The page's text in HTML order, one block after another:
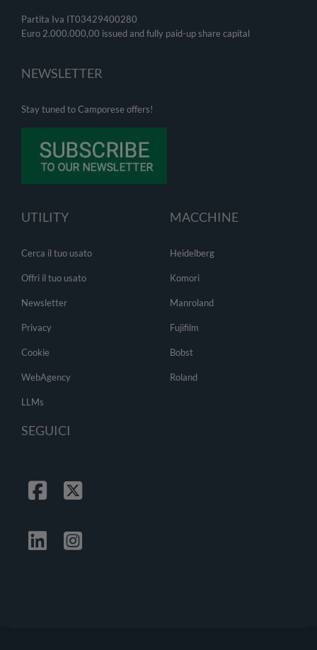
Partita Iva IT03429400280
Euro 2.000.000,00 issued and fully paid-up share capital
NEWSLETTER
Stay tuned to Camporese offers!
UTILITY
Cerca il tuo usato
Offri il tuo usato
Newsletter
Privacy
Cookie
WebAgency
LLMs
MACCHINE
Heidelberg
Komori
Manroland
Fujifilm
Bobst
Roland
SEGUICI